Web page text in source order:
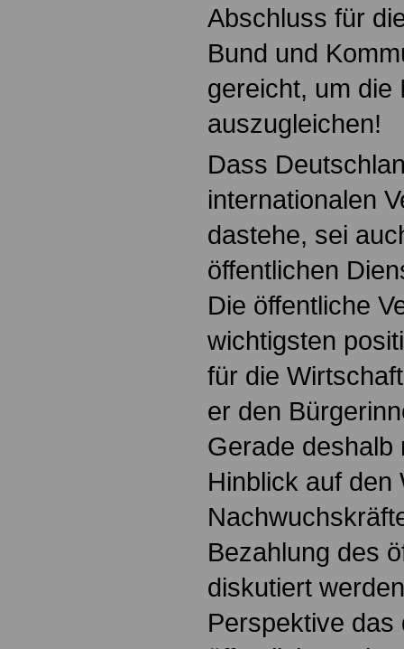
Abschluss für
Bund und
gereicht, um die
auszugleichen!
Dass
internationalen
dastehe, sei
öffentlichen
Die öffentliche
wichtigsten
für die
er den
Gerade deshalb
Hinblick auf den
Bezahlung des
diskutiert
Perspektive das